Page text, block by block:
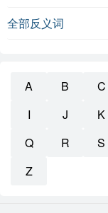
全部反义词
A B C
I
J K
Q
R S
Z